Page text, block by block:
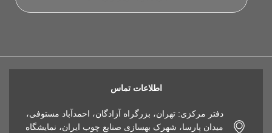
اطلاعات تماس
دفتر مرکزی: تهران، بزرگراه آزادگان، احمدآباد مستوفی،
میدان پارسا، شهرک بهسازی صنایع چوب ایران، نمایشگاه